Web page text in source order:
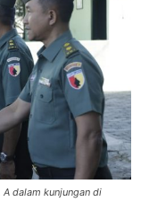
A dalam kunjungan di